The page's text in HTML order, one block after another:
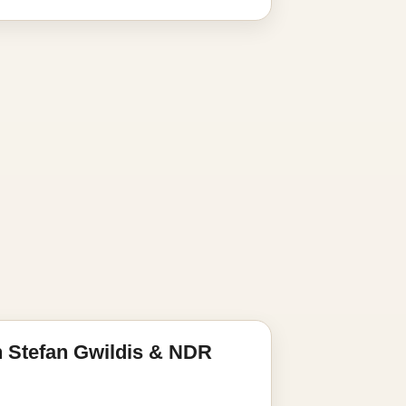
Gwildis & NDR